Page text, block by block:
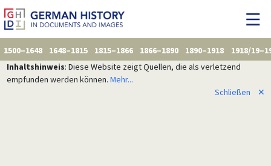
1500–1648 1648–1815 1815–1866 1866–1890 1890–1918
1918/
Inhaltshinweis: Diese Website zeigt Quellen, die als verletzend
empfunden werden können. Mehr...
Schließen
✕